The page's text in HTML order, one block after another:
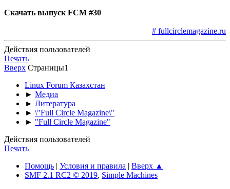
Скачать выпуск FCM #30
# fullcirclemagazine.ru
Действия пользователей
Печать
Вверх Страницы1
Linux Forum Казахстан
► Медиа
► Литература
► \"Full Circle Magazine\"
► "Full Circle Magazine"
Действия пользователей
Печать
Помощь | Условия и правила | Вверх ▲
SMF 2.1 RC2 © 2019, Simple Machines